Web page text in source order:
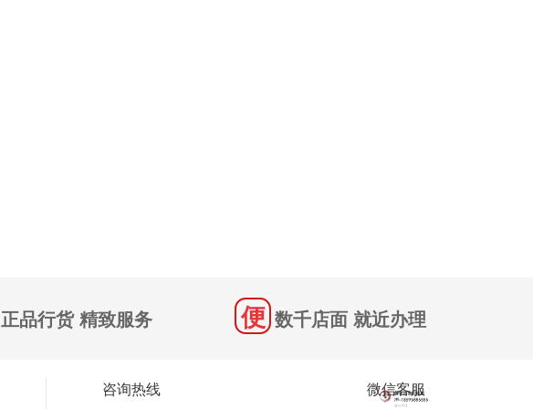
正品行货 精致服务 数千店面 就近办理
微信客服
咨询热线